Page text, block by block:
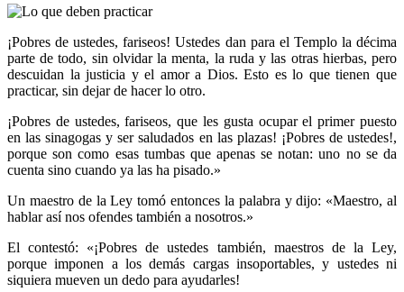
¡Pobres de ustedes, fariseos! Ustedes dan para el Templo la décima
parte de todo, sin olvidar la menta, la ruda y las otras hierbas, pero
descuidan la justicia y el amor a Dios. Esto es lo que tienen que
practicar, sin dejar de hacer lo otro.
¡Pobres de ustedes, fariseos, que les gusta ocupar el primer puesto
en las sinagogas y ser saludados en las plazas! ¡Pobres de ustedes!,
porque son como esas tumbas que apenas se notan: uno no se da
cuenta sino cuando ya las ha pisado.»
Un maestro de la Ley tomó entonces la palabra y dijo: «Maestro, al
hablar así nos ofendes también a nosotros.»
El contestó: «¡Pobres de ustedes también, maestros de la Ley,
porque imponen a los demás cargas insoportables, y ustedes ni
siquiera mueven un dedo para ayudarles!